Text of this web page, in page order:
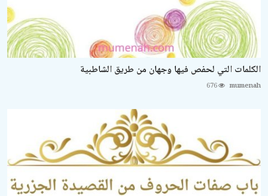
الكلمات التي لحفص فيها وجهان من طريق الشاطبية
mumenah